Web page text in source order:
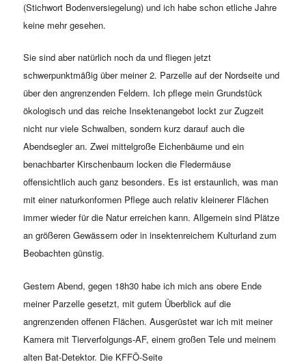
(Stichwort Bodenversiegelung) und ich habe schon etliche Jahre
keine mehr gesehen.
Sie sind aber natürlich noch da und fliegen jetzt
schwerpunktmäßig über meiner 2. Parzelle auf der Nordseite und
über den angrenzenden Feldern. Ich pflege mein Grundstück
ökologisch und das reiche Insektenangebot lockt zur Zugzeit
nicht nur viele Schwalben, sondern kurz darauf auch die
Abendsegler an. Zwei mittelgroße Eichenbäume und ein
benachbarter Kirschenbaum locken die Fledermäuse
offensichtlich auch ganz besonders. Es ist erstaunlich, was man
mit einer naturkonformen Pflege auch relativ kleinerer Flächen
immer wieder für die Natur erreichen kann. Allgemein sind Plätze
an größeren Gewässern oder in insektenreichem Kulturland zum
Beobachten günstig.
Gestern Abend, gegen 18h30 habe ich mich ans obere Ende
meiner Parzelle gesetzt, mit gutem Überblick auf die
angrenzenden offenen Flächen. Ausgerüstet war ich mit meiner
Kamera mit Tierverfolgungs-AF, einem großen Tele und meinem
alten Bat-Detektor. Die KFFÖ-Seite